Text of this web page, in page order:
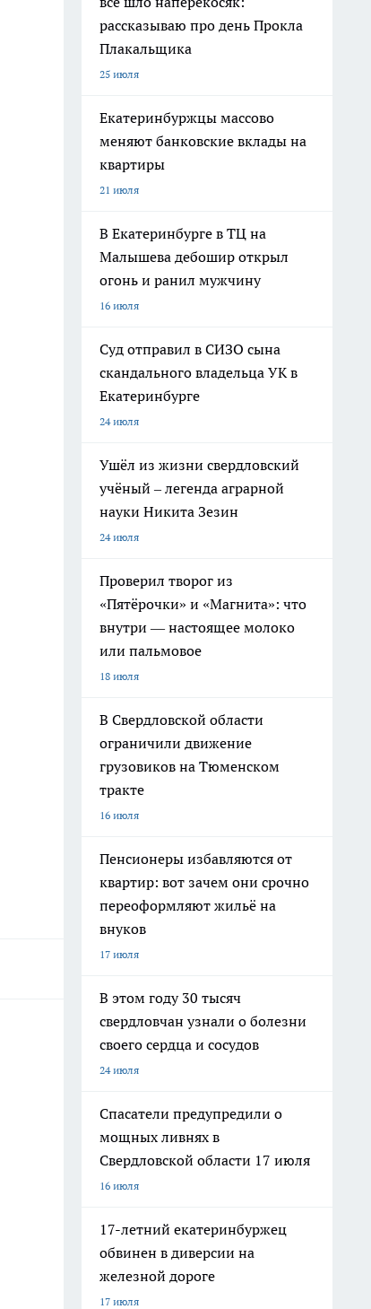
рассказываю про день Прокла
Плакальщика
25 июля
Екатеринбуржцы массово
меняют банковские вклады на
квартиры
21 июля
В Екатеринбурге в ТЦ на
Малышева дебошир открыл
огонь и ранил мужчину
16 июля
Суд отправил в СИЗО сына
скандального владельца УК в
Екатеринбурге
24 июля
Ушёл из жизни свердловский
учёный – легенда аграрной
науки Никита Зезин
24 июля
Проверил творог из
«Пятёрочки» и «Магнита»: что
внутри — настоящее молоко
или пальмовое
18 июля
В Свердловской области
ограничили движение
грузовиков на Тюменском
тракте
16 июля
Пенсионеры избавляются от
квартир: вот зачем они срочно
переоформляют жильё на
внуков
17 июля
В этом году 30 тысяч
свердловчан узнали о болезни
своего сердца и сосудов
24 июля
Спасатели предупредили о
мощных ливнях в
Свердловской области 17 июля
16 июля
17-летний екатеринбуржец
обвинен в диверсии на
железной дороге
17 июля